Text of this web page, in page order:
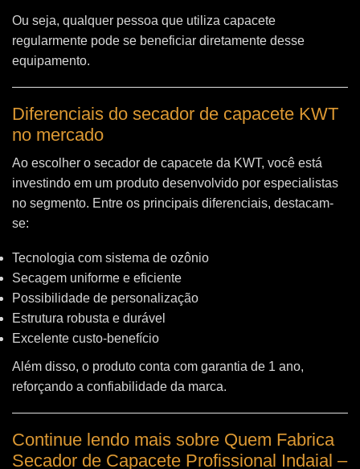
Ou seja, qualquer pessoa que utiliza capacete
regularmente pode se beneficiar diretamente desse
equipamento.
Diferenciais do secador de capacete KWT
no mercado
Ao escolher o secador de capacete da KWT, você está
investindo em um produto desenvolvido por especialistas
no segmento. Entre os principais diferenciais, destacam-
se:
Tecnologia com sistema de ozônio
Secagem uniforme e eficiente
Possibilidade de personalização
Estrutura robusta e durável
Excelente custo-benefício
Além disso, o produto conta com garantia de 1 ano,
reforçando a confiabilidade da marca.
Continue lendo mais sobre Quem Fabrica
Secador de Capacete Profissional Indaial –